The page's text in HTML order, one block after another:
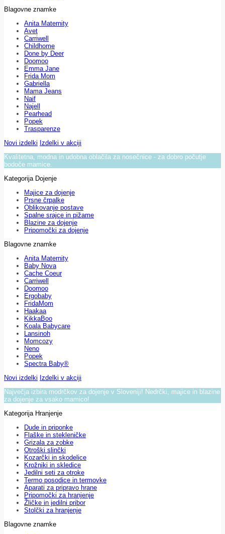
Blagovne znamke
Anita Maternity
Avet
Carriwell
Childhome
Done by Deer
Doomoo
Emma Jane
Frida Mom
Gabriella
Mama Jeans
Naif
Najell
Pearhead
Popek
Trasparenze
Novi izdelki Izdelki v akciji
Kvalitetna, modna in udobna oblačila za nosečnice - za dobro počutje
bodoče mamice.
Kategorija Dojenje
Majice za dojenje
Prsne črpalke
Oblikovanje postave
Spalne srajce in pižame
Blazine za dojenje
Pripomočki za dojenje
Blagovne znamke
Anita Maternity
Baby Nova
Cache Coeur
Carriwell
Doomoo
Ergobaby
FridaMom
Haakaa
KikkaBoo
Koala Babycare
Lansinoh
Momcozy
Neno
Popek
Spectra Baby®
Novi izdelki Izdelki v akciji
Največja izbira modrčkov za dojenje v Sloveniji! Nedrčki, majice in blazine
za dojenje za vsako mamico!
Kategorija Hranjenje
Dude in priponke
Flaške in stekleničke
Grizala za zobke
Otroški slinčki
Kozarčki in skodelice
Krožniki in skledice
Jedilni seti za otroke
Termo posodice in termovke
Aparati za pripravo hrane
Pripomočki za hranjenje
Žličke in jedilni pribor
Stolčki za hranjenje
Blagovne znamke